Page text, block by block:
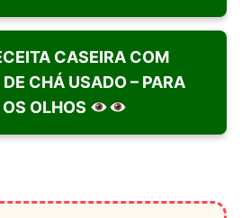
CASEIRA COM
CHÁ USADO – PARA
OS OLHOS